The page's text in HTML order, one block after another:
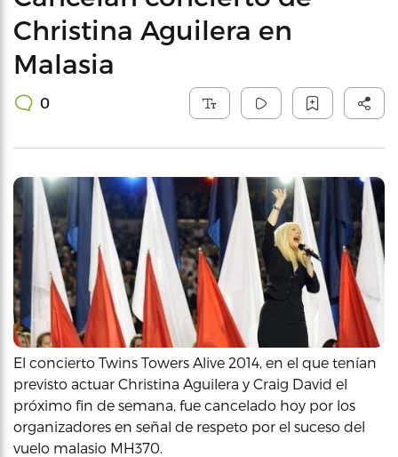
Christina Aguilera en
Malasia
0
El concierto Twins Towers Alive 2014, en el que tenían
previsto actuar Christina Aguilera y Craig David el
próximo fin de semana, fue cancelado hoy por los
organizadores en señal de respeto por el suceso del
vuelo malasio MH370.